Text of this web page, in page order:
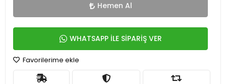
Hemen Al
WHATSAPP İLE SİPARİŞ VER
Favorilerime ekle